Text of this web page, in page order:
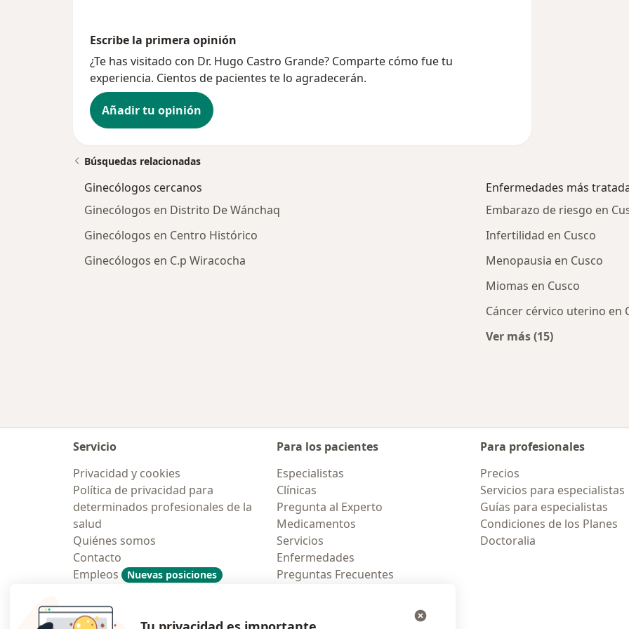
Escribe la primera opinión
¿Te has visitado con Dr. Hugo Castro Grande? Comparte cómo fue tu
experiencia. Cientos de pacientes te lo agradecerán.
Añadir tu opinión
Búsquedas relacionadas
Ginecólogos cercanos
Ginecólogos en Distrito De Wánchaq
Ginecólogos en Centro Histórico
Ginecólogos en C.p Wiracocha
Enfermedades más
Embarazo de riesgo en
Infertilidad en Cusco
Menopausia en Cusco
Miomas en Cusco
Cáncer cérvico uterino en
Ver más (15)
Servicio
Privacidad y cookies
Política de privacidad para
determinados profesionales de la
salud
Quiénes somos
Contacto
Empleos
Nuevas posiciones
Contratación
Para los pacientes
Especialistas
Clínicas
Pregunta al Experto
Medicamentos
Servicios
Enfermedades
Preguntas Frecuentes
Para profesionales
Precios
Servicios para especialistas
Guías para especialistas
Condiciones de los Planes
Doctoralia